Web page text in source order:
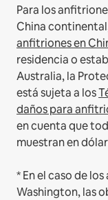
Para los
China
anfitriones en
residencia o
Australia, la
está sujeta a los
daños para
en cuenta que
muestran en
* En el caso de
Washington, las